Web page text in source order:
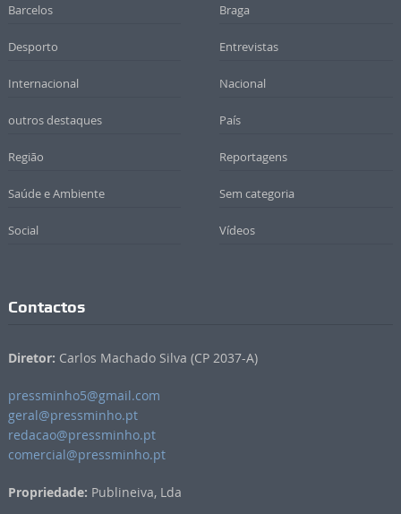
Barcelos Braga
Desporto Entrevistas
Internacional Nacional
outros destaques País
Região Reportagens
Saúde e Ambiente Sem categoria
Social Vídeos
Contactos
Diretor: Carlos Machado Silva (CP 2037-A)
pressminho5@gmail.com
geral@pressminho.pt
redacao@pressminho.pt
comercial@pressminho.pt
Propriedade: Publineiva, Lda